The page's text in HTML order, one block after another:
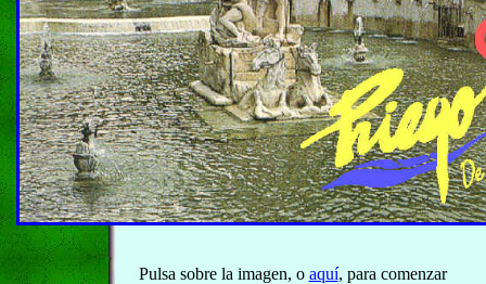
Pulsa sobre la imagen, o aquí, para comenzar